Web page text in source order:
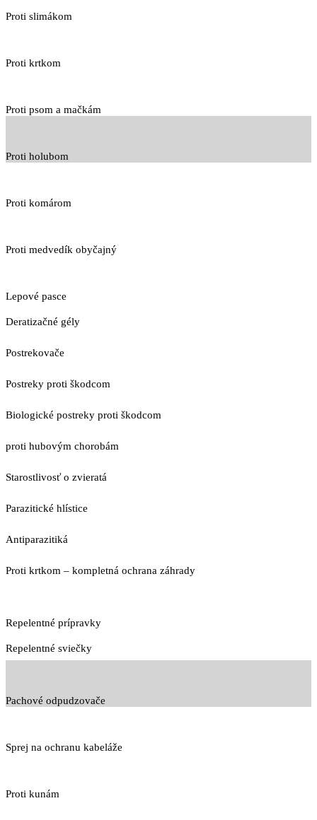
Proti slimákom
Proti krtkom
Proti psom a mačkám
Proti holubom
Proti komárom
Proti medvedík obyčajný
Lepové pasce
Deratizačné gély
Postrekovače
Postreky proti škodcom
Biologické postreky proti škodcom
proti hubovým chorobám
Starostlivosť o zvieratá
Parazitické hlístice
Antiparazitiká
Proti krtkom – kompletná ochrana záhrady
Repelentné prípravky
Repelentné sviečky
Pachové odpudzovače
Sprej na ochranu kabeláže
Proti kunám